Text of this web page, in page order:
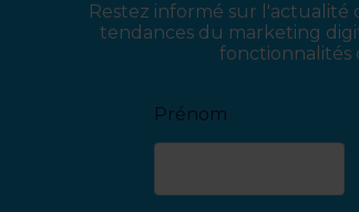
Restez informé sur l'actualité
tendances du marketing
fonctionnalités
Prénom